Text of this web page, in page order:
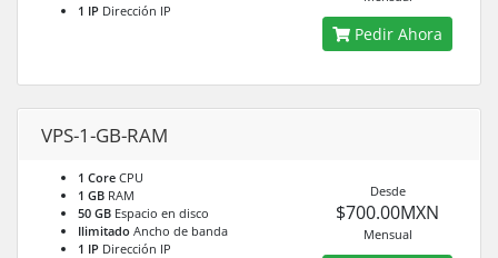
1 IP Dirección IP
Pedir Ahora
VPS-1-GB-RAM
1 Core CPU
1 GB RAM
50 GB Espacio en disco
Ilimitado Ancho de banda
1 IP Dirección IP
Desde
$700.00MXN
Mensual